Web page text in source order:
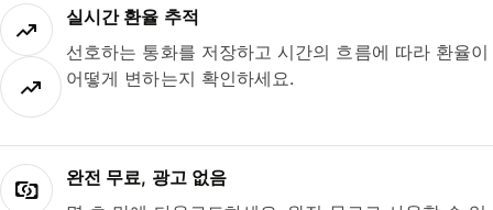
실시간 환율 추적
선호하는 통화를 저장하고 시간의 흐름에 따라 환율이
어떻게 변하는지 확인하세요.
완전 무료, 광고 없음